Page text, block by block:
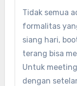
Tidak semua
formalitas
siang hari,
terang bisa
Untuk
dengan